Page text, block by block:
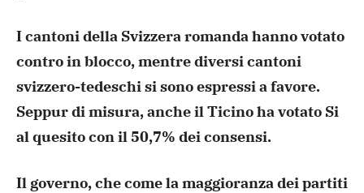
I cantoni della Svizzera romanda hanno votato
contro in blocco, mentre diversi cantoni
svizzero-tedeschi si sono espressi a favore.
Seppur di misura, anche il Ticino ha votato Si
al quesito con il 50,7% dei consensi.
Il governo, che come la maggioranza dei partiti